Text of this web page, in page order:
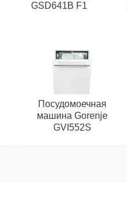
GSD641B F1
Посудомоечная
машина Gorenje
GVI552S